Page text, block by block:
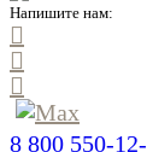
Напишите нам:
8 800 550-